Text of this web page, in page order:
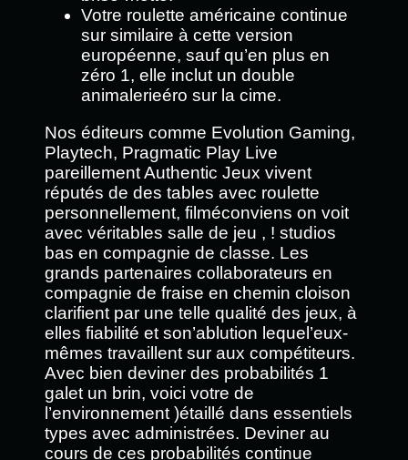
Votre roulette américaine continue
sur similaire à cette version
européenne, sauf qu’en plus en
zéro 1, elle inclut un double
animalerieéro sur la cime.
Nos éditeurs comme Evolution Gaming,
Playtech, Pragmatic Play Live
pareillement Authentic Jeux vivent
réputés de des tables avec roulette
personnellement, filméconviens on voit
avec véritables salle de jeu , ! studios
bas en compagnie de classe. Les
grands partenaires collaborateurs en
compagnie de fraise en chemin cloison
clarifient par une telle qualité des jeux, à
elles fiabilité et son’ablution lequel’eux-
mêmes travaillent sur aux compétiteurs.
Avec bien deviner des probabilités 1
galet un brin, voici votre de
l’environnement )étaillé dans essentiels
types avec administrées. Deviner au
cours de ces probabilités continue